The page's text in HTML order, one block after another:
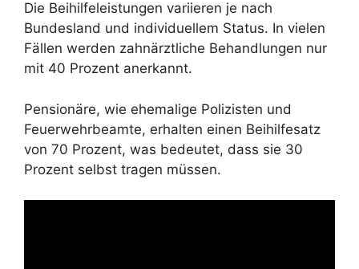
Die Beihilfeleistungen variieren je nach
Bundesland und individuellem Status. In vielen
Fällen werden zahnärztliche Behandlungen nur
mit 40 Prozent anerkannt.
Pensionäre, wie ehemalige Polizisten und
Feuerwehrbeamte, erhalten einen Beihilfesatz
von 70 Prozent, was bedeutet, dass sie 30
Prozent selbst tragen müssen.